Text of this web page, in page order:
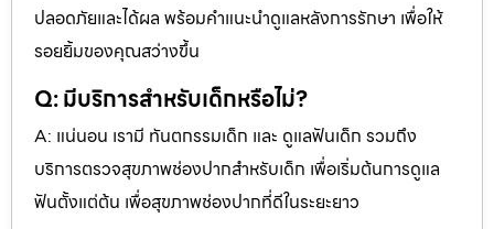
ปลอดภัยและได้ผล พร้อมคำแนะนำดูแลหลังการรักษา เพื่อให้
รอยยิ้มของคุณสว่างขึ้น
Q: มีบริการสำหรับเด็กหรือไม่?
A: แน่นอน เรามี ทันตกรรมเด็ก และ ดูแลฟันเด็ก รวมถึง
บริการตรวจสุขภาพช่องปากสำหรับเด็ก เพื่อเริ่มต้นการดูแล
ฟันตั้งแต่ต้น เพื่อสุขภาพช่องปากที่ดีในระยะยาว